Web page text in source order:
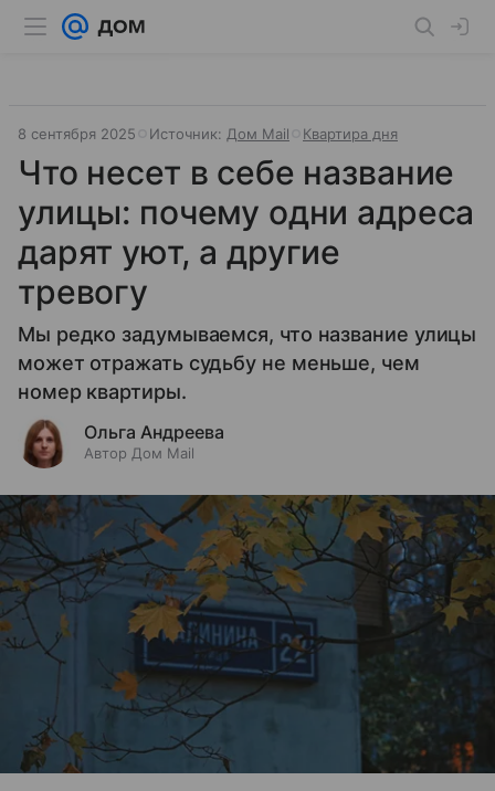
8 сентября 2025 Источник: Дом Mail Квартира дня
Что несет в себе название
улицы: почему одни адреса
дарят уют, а другие
тревогу
Мы редко задумываемся, что название улицы
может отражать судьбу не меньше, чем
номер квартиры.
Ольга Андреева
Автор Дом Mail